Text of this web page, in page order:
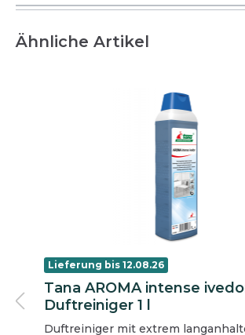
Ähnliche Artikel
Lieferung bis 12.08.26
Tana AROMA intense
Duftreiniger 1 l
Duftreiniger mit extrem